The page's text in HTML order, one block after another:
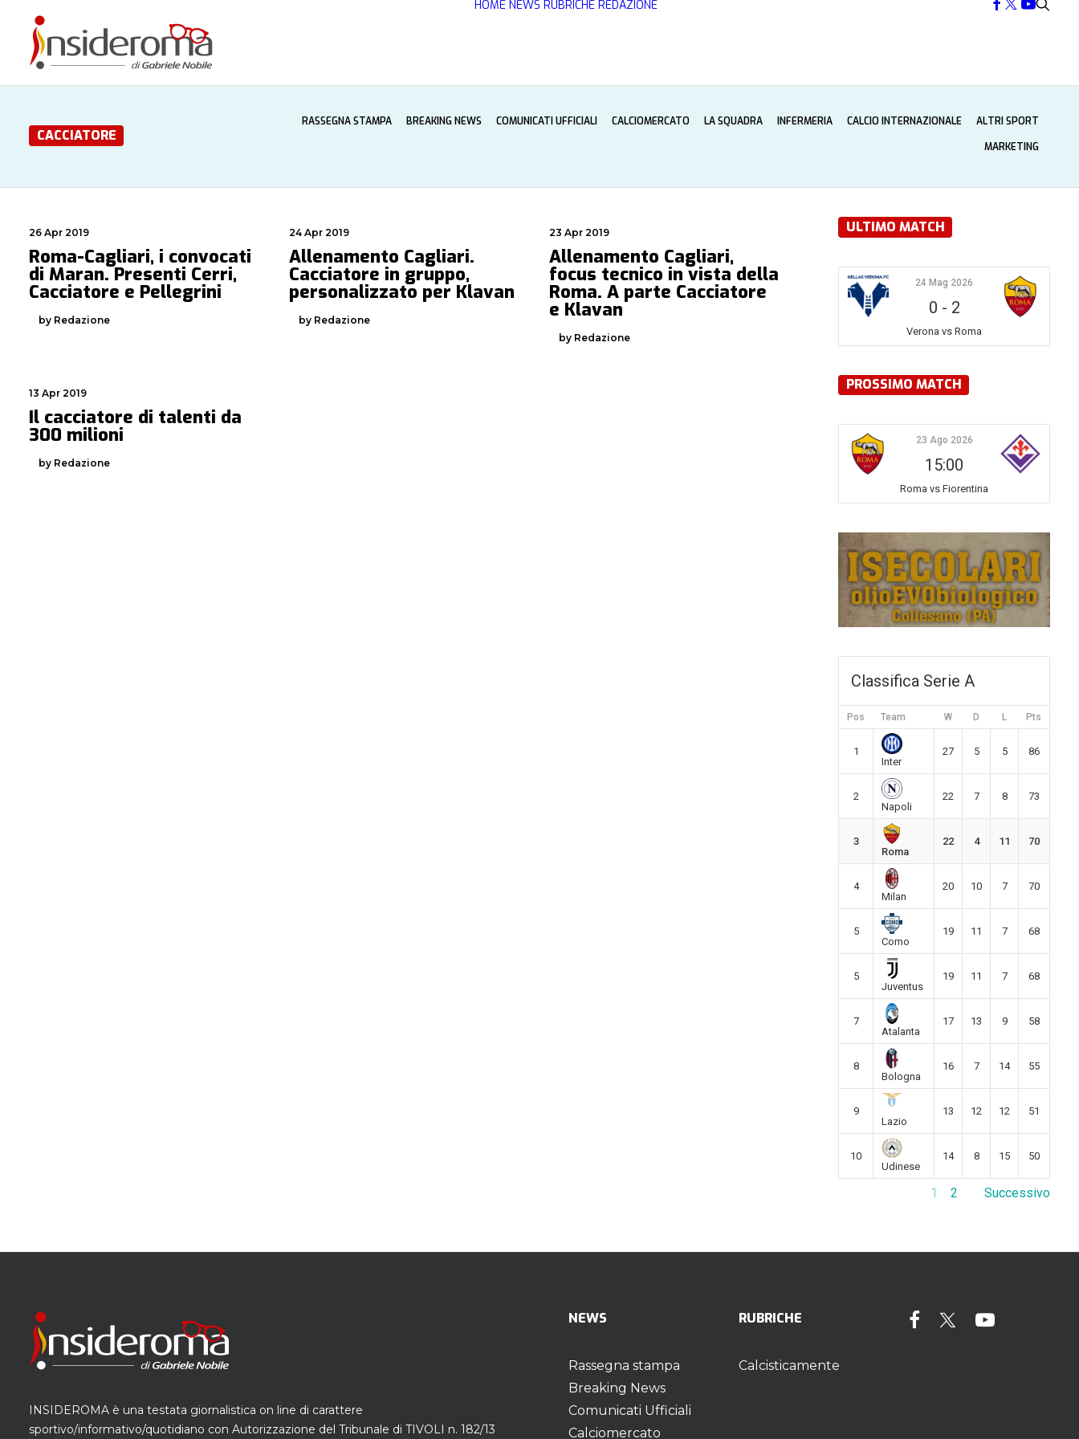
HOME NEWS RUBRICHE REDAZIONE
CACCIATORE
RASSEGNA STAMPA BREAKING NEWS COMUNICATI UFFICIALI CALCIOMERCATO LA SQUADRA INFERMERIA CALCIO INTERNAZIONALE
ALTRI SPORT
MARKETING
26 Apr 2019
Roma-Cagliari, i convocati
di Maran. Presenti Cerri,
Cacciatore e Pellegrini
by Redazione
24 Apr 2019
Allenamento Cagliari.
Cacciatore in gruppo,
personalizzato per Klavan
by Redazione
23 Apr 2019
Allenamento Cagliari,
focus tecnico in vista della
Roma. A parte Cacciatore
e Klavan
by Redazione
13 Apr 2019
Il cacciatore di talenti da
300 milioni
by Redazione
ULTIMO MATCH
24 Mag 2026
0 - 2
Verona vs Roma
PROSSIMO MATCH
23 Ago 2026
15:00
Roma vs Fiorentina
Classifica Serie A
Pos Team W D L Pts
1
Inter
27 5 5 86
2
Napoli
22 7 8 73
3
Roma
22 4 11 70
4
Milan
20 10 7 70
5
Como
19 11 7 68
5
Juventus
19 11 7 68
7
Atalanta
17 13 9 58
8
Bologna
16 7 14 55
9
Lazio
13 12 12 51
10
Udinese
14 8 15 50
1 2 Successivo
INSIDEROMA è una testata giornalistica on line di carattere
sportivo/informativo/quotidiano con Autorizzazione del Tribunale di TIVOLI n. 182/13
NEWS
Rassegna stampa
Breaking News
Comunicati Ufficiali
Calciomercato
RUBRICHE
Calcisticamente